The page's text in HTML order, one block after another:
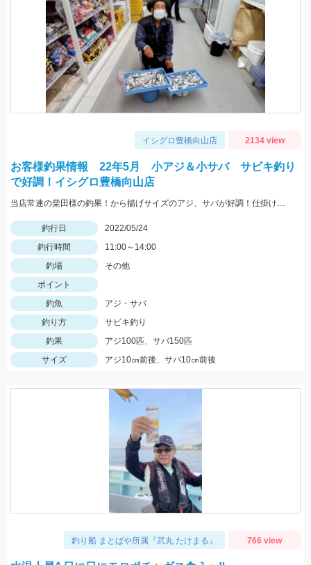
イシグロ豊橋向山店 2134 view
お客様釣果情報 22年5月 小アジ＆小サバ サビキ釣り
で好調！イシグロ豊橋向山店
当店常連の柴田様の釣果！から揚げサイズのアジ、サバが好調！仕掛けはママカリサビキ3～5号でOK！
釣行日
2022/05/24
釣行時間
11:00～14:00
釣場
その他
ポイント
釣魚
アジ・サバ
釣り方
サビキ釣り
釣果
アジ100匹、サバ150匹
サイズ
アジ10㎝前後、サバ10㎝前後
釣り船 まとばや所属『武丸 たけまる』 766 view